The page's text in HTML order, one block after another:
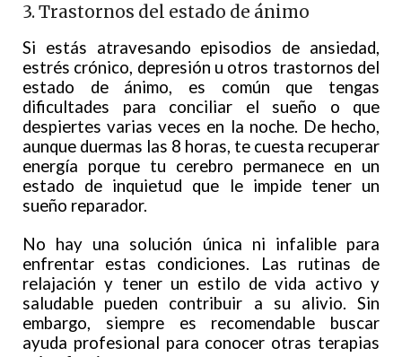
3. Trastornos del estado de ánimo
Si estás atravesando episodios de ansiedad,
estrés crónico, depresión u otros trastornos del
estado de ánimo, es común que tengas
dificultades para conciliar el sueño o que
despiertes varias veces en la noche. De hecho,
aunque duermas las 8 horas, te cuesta recuperar
energía porque tu cerebro permanece en un
estado de inquietud que le impide tener un
sueño reparador.
No hay una solución única ni infalible para
enfrentar estas condiciones. Las rutinas de
relajación y tener un estilo de vida activo y
saludable pueden contribuir a su alivio. Sin
embargo, siempre es recomendable buscar
ayuda profesional para conocer otras terapias